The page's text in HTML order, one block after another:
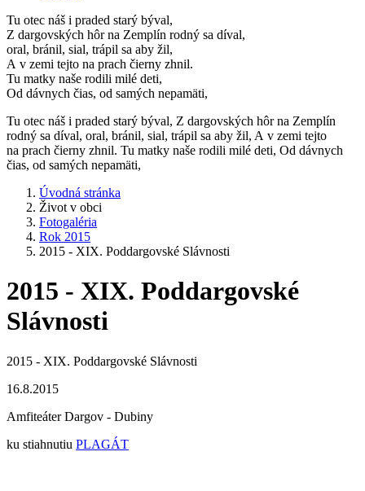
Tu otec náš i praded starý býval,
Z dargovských hôr na Zemplín rodný sa díval,
oral, bránil, sial, trápil sa aby žil,
A v zemi tejto na prach čierny zhnil.
Tu matky naše rodili milé deti,
Od dávnych čias, od samých nepamäti,
Tu otec náš i praded starý býval, Z dargovských hôr na Zemplín
rodný sa díval, oral, bránil, sial, trápil sa aby žil, A v zemi tejto
na prach čierny zhnil. Tu matky naše rodili milé deti, Od dávnych
čias, od samých nepamäti,
Úvodná stránka
Život v obci
Fotogaléria
Rok 2015
2015 - XIX. Poddargovské Slávnosti
2015 - XIX. Poddargovské
Slávnosti
2015 - XIX. Poddargovské Slávnosti
16.8.2015
Amfiteáter Dargov - Dubiny
ku stiahnutiu PLAGÁT